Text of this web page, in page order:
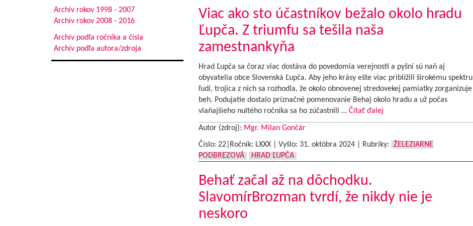
Archív rokov 1998 - 2007
Archív rokov 2008 - 2016
Archív podľa ročníka a čísla
Archív podľa autora/zdroja
Viac ako sto účastníkov bežalo okolo hradu
Ľupča. Z triumfu sa tešila naša
zamestnankyňa
Hrad Ľupča sa čoraz viac dostáva do povedomia verejnosti a pyšní sú naň aj
obyvatelia obce Slovenská Ľupča. Aby jeho krásy ešte viac priblížili širokému spektru
ľudí, trojica z nich sa rozhodla, že okolo obnovenej stredovekej pamiatky zorganizuje
beh. Podujatie dostalo príznačné pomenovanie Behaj okolo hradu a už počas
vlaňajšieho nultého ročníka sa ho zúčastnili … Čítať ďalej
Autor (zdroj): Mgr. Milan Gončár
Číslo: 22|Ročník: LXXX | Vyšlo: 31. októbra 2024| Rubriky:
ŽELEZIARNE
PODBREZOVÁ
HRAD ĽUPČA
Behať začal až na dôchodku.
SlavomírBrozman tvrdí, že nikdy nie je
neskoro